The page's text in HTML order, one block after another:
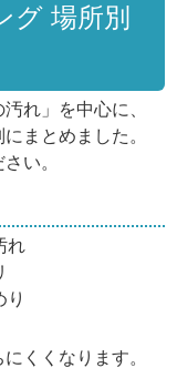
グ 場所別
れ」を中心に、
まとめました。
い。
れ
り
くくなります。